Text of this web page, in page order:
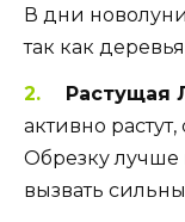
В дни
так как
Растущая
активно
Обрезку лучше
вызвать